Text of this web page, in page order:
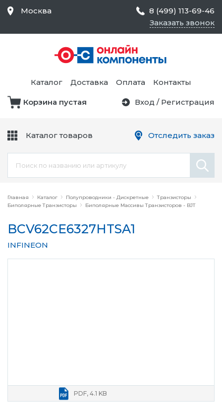
Главная Каталог Полупроводники - Дискретные
Транзисторы
Биполярные Транзисторы
Биполярные Массивы Транзисторов - BJT
BCV62CE6327HTSA1
INFINEON
PDF, 4.1 KB
Москва
8 (499) 113-69-46
Заказать звонок
Каталог Доставка Оплата Контакты
Корзина пустая Вход / Регистрация
Каталог товаров
Средства Контроля
Статического
Электричества и
Безопасности,
Товары для Чистых
Цепи
Оборудование
Отследить заказ